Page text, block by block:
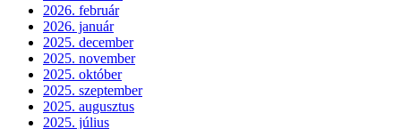
2026. február
2026. január
2025. december
2025. november
2025. október
2025. szeptember
2025. augusztus
2025. július